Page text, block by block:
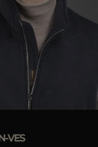
VES